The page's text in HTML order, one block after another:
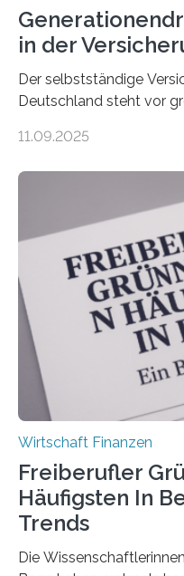
in der
Der selbstständige
Deutschland steht vor
Dr. Matthias Beenken
Bundesverbands
durchgeführt haben. Die
Antworten von 1.440
Ergebnis: Deutlich mehr
über 50 Jahre alt und
Nachfolgeregelung
bereits Regelungen…
11.09.2025
Wirtschaft Finanzen
Freiberufler
Häufigsten In
Trends
Die